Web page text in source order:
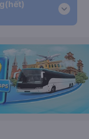
(hết) expand_more